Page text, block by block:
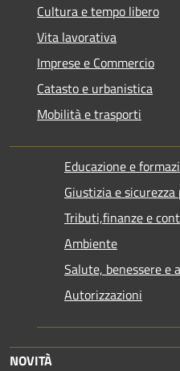
Cultura e tempo libero
Vita lavorativa
Imprese e Commercio
Catasto e urbanistica
Mobilità e trasporti
Educazione e
Giustizia e sicurezza
Tributi,finanze e
Ambiente
Salute, benessere e
Autorizzazioni
NOVITÀ